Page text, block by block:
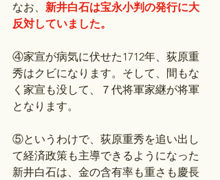
なお、 新井白石は宝永小判の発行に大
反対していました。
④家宣が病気に伏せた1712年、荻原重
秀はクビになります。そして、間もな
く家宣も没して、７代将軍家継が将軍
となります。
⑤というわけで、荻原重秀を追い出し
て経済政策も主導できるようになった
新井白石は、金の含有率も重さも慶長